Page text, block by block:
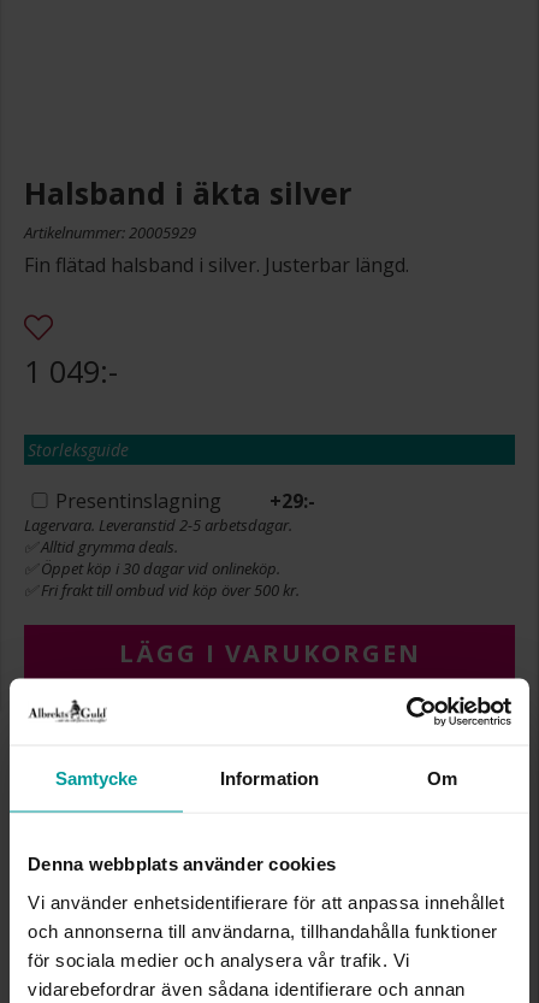
Samtycke Information Om
Denna webbplats använder cookies
Vi använder enhetsidentifierare för att anpassa innehållet
och annonserna till användarna, tillhandahålla funktioner
för sociala medier och analysera vår trafik. Vi
vidarebefordrar även sådana identifierare och annan
Halsband i äkta silver
Artikelnummer: 20005929
Fin flätad halsband i silver. Justerbar längd.
1 049:-
Storleksguide
Presentinslagning +29:-
Lagervara. Leveranstid 2-5 arbetsdagar.
✅ Alltid grymma deals.
✅ Öppet köp i 30 dagar vid onlineköp.
✅ Fri frakt till ombud vid köp över 500 kr.
LÄGG I VARUKORGEN
BREDD CA (MM)
VARUMÄRKE
Albrekts Guld
MATERIAL
Silver
Liknande produkter